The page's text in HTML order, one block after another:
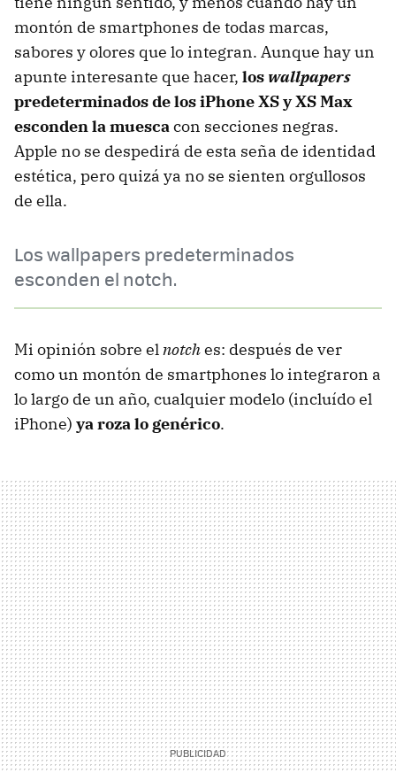
montón de smartphones de todas marcas,
sabores y olores que lo integran. Aunque hay un
apunte interesante que hacer, los wallpapers
predeterminados de los iPhone XS y XS Max
esconden la muescacon secciones negras.
Apple no se despedirá de esta seña de identidad
estética, pero quizá ya no se sienten orgullosos
de ella.
Los wallpapers predeterminados
esconden el notch.
Mi opinión sobre elnotches: después de ver
como un montón de smartphones lo integraron a
lo largo de un año, cualquier modelo (incluído el
iPhone) ya roza lo genérico.